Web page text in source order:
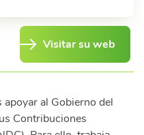
Visitar su web
al Gobierno del
Contribuciones